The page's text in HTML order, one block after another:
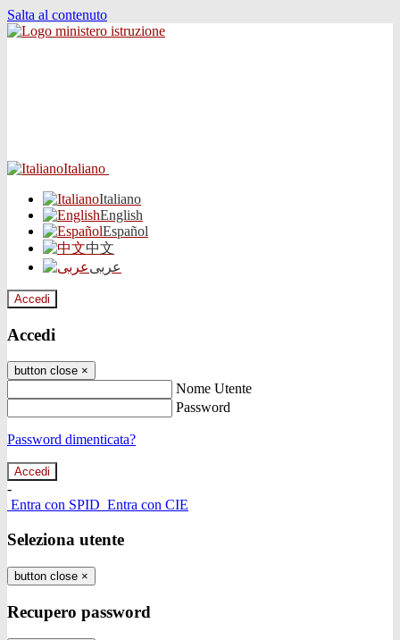
Salta al contenuto
Italiano
Italiano
English
Español
中文
عربى
Accedi
Accedi
button close ×
Nome Utente
Password
Password dimenticata?
-
Entra con SPID Entra con CIE
Seleziona utente
button close ×
Recupero password